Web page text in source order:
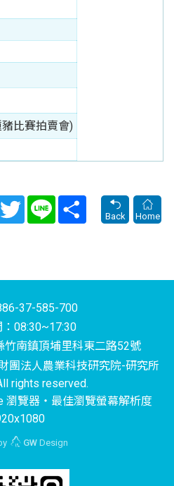
比賽拍賣會)
Twitter Line
Share
Back
Home
37-585-700
08:30~17:30
南鎮頂埔里科東二路52號
團法人農業科技研究院-研究所
rights reserved.
瀏覽器‧最佳瀏覽螢幕解析度
GWDesign